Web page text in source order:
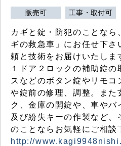
販売可 工事・取付可
カギと錠・防犯のことなら
ギの救急車」にお任せ下さ
頼と技術をお届けいたしま
１ドア２ロックの補助錠の
スなどのボタン錠やリモコ
や錠前の修理、調整。また
ク、金庫の開錠や、車やバ
及び紛失キーの作製など、
のことならお気軽にご相談
http://